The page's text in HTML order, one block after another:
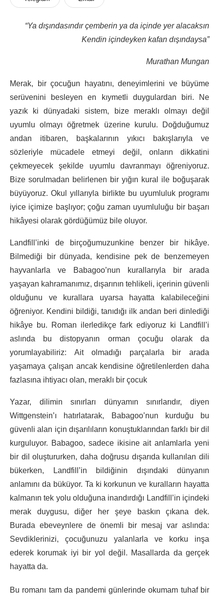
“Ya dışındasındır çemberin ya da içinde yer alacaksın
Kendin içindeyken kafan dışındaysa”
Murathan Mungan
Merak, bir çocuğun hayatını, deneyimlerini ve büyüme
serüvenini besleyen en kıymetli duygulardan biri. Ne
yazık ki dünyadaki sistem, bize meraklı olmayı değil
uyumlu olmayı öğretmek üzerine kurulu. Doğduğumuz
andan itibaren, başkalarının yıkıcı bakışlarıyla ve
sözleriyle mücadele etmeyi değil, onların dikkatini
çekmeyecek şekilde uyumlu davranmayı öğreniyoruz.
Bize sorulmadan belirlenen bir yığın kural ile boğuşarak
büyüyoruz. Okul yıllarıyla birlikte bu uyumluluk programı
iyice içimize başlıyor; çoğu zaman uyumluluğu bir başarı
hikâyesi olarak gördüğümüz bile oluyor.
Landfill’inki de birçoğumuzunkine benzer bir hikâye.
Bilmediği bir dünyada, kendisine pek de benzemeyen
hayvanlarla ve Babagoo’nun kurallarıyla bir arada
yaşayan kahramanımız, dışarının tehlikeli, içerinin güvenli
olduğunu ve kurallara uyarsa hayatta kalabileceğini
öğreniyor. Kendini bildiği, tanıdığı ilk andan beri dinlediği
hikâye bu. Roman ilerledikçe fark ediyoruz ki Landfill’i
aslında bu distopyanın orman çocuğu olarak da
yorumlayabiliriz: Ait olmadığı parçalarla bir arada
yaşamaya çalışan ancak kendisine öğretilenlerden daha
fazlasına ihtiyacı olan, meraklı bir çocuk
Yazar, dilimin sınırları dünyamın sınırlarıdır, diyen
Wittgenstein’ı hatırlatarak, Babagoo’nun kurduğu bu
güvenli alan için dışarılıların konuştuklarından farklı bir dil
kurguluyor. Babagoo, sadece ikisine ait anlamlarla yeni
bir dil oluştururken, daha doğrusu dışarıda kullanılan dili
bükerken, Landfill’in bildiğinin dışındaki dünyanın
anlamını da büküyor. Ta ki korkunun ve kuralların hayatta
kalmanın tek yolu olduğuna inandırdığı Landfill’in içindeki
merak duygusu, diğer her şeye baskın çıkana dek.
Burada ebeveynlere de önemli bir mesaj var aslında:
Sevdiklerinizi, çocuğunuzu yalanlarla ve korku inşa
ederek korumak iyi bir yol değil. Masallarda da gerçek
hayatta da.
Bu romanı tam da pandemi günlerinde okumam tuhaf bir